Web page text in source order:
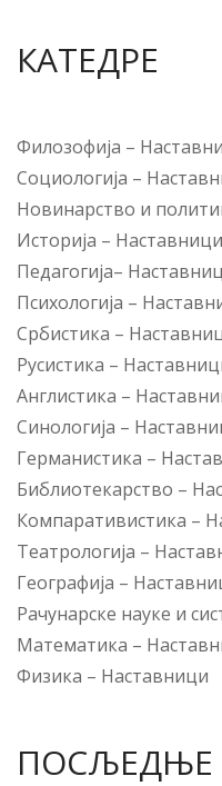
КАТЕДРЕ
Филозофија –
Социологија –
Новинарство и
Историја – Наставници
Педагогија–
Психологија –
Србистика –
Русистика –
Англистика –
Синологија –
Германистика –
Библиотекарство –
Компаративистика –
Театрологија –
Географија –
Рачунарске науке и
Математика –
Физика – Наставници
ПОСЉЕДЊЕ